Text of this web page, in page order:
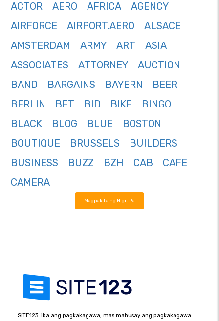
ACTOR
AERO AFRICA
AGENCY
AIRFORCE
AIRPORT.AERO
ALSACE
AMSTERDAM
ARMY ART
ASIA
ASSOCIATES
ATTORNEY
AUCTION
BAND
BARGAINS BAYERN
BEER
BERLIN
BET BID BIKE
BINGO
BLACK
BLOG BLUE
BOSTON
BOUTIQUE
BRUSSELS
BUILDERS
BUSINESS
BUZZ BZH CAB
CAFE
CAMERA
Magpakita ng Higit Pa
SITE123: iba ang pagkakagawa, mas mahusay ang pagkakagawa.